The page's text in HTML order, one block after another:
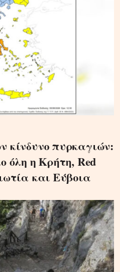
κίνδυνο πυρκαγιών:
όλη η Κρήτη, Red
και Εύβοια